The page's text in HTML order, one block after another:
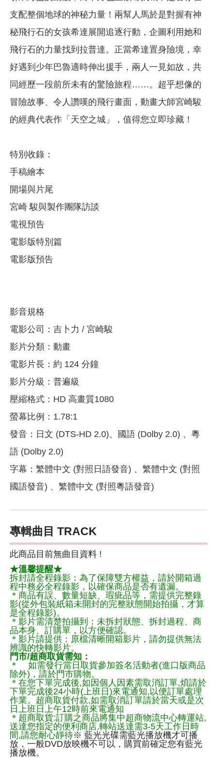
支配整個地球的神秘力量！兩幫人馬於是對握有神
秘飛行石的女孩希達展開追逐行動，企圖利用她和
飛行石的力量找到拉普達。正當希達置身險境，幸
好遇到少年巴魯適時伸出援手，兩人一見如故，共
同經歷一段前所未有的驚險旅程……。超乎想像的
冒險故事、令人讚嘆的飛行畫面，動畫大師宮崎駿
的經典代表作「天空之城」，值得您立即珍藏！
特別收錄：
手稿繪本
開場與片尾
宮崎 駿與製作團隊訪談
電視預告
電影版特別篇
電影版預告
影音規格
電影公司：吉卜力 / 宮崎駿
影片分類：動畫
電影片長：約 124 分鐘
影片分級：普遍級
壓縮格式：HD 高畫質1080
螢幕比例：1.78:1
發音：日文 (DTS-HD 2.0)、國語 (Dolby 2.0) 、粵
語 (Dolby 2.0)
字幕：繁體中文 (對照日語發音) 、繁體中文 (對照
國語發音) 、繁體中文 (對照粵語發音)
專輯曲目 TRACK
此商品目前無曲目資料 !
★溫馨提醒★
拆封請全程錄影：為了保障雙方權益，請於開箱過
程中務必全程錄影，以確保商品是否有遺漏。
＊商品有誤、數量短缺、瑕疵品等，需提供完整錄
影(從外包裝紙箱未開封的完整狀態開始拍攝，才算
是全程錄影)。
＊影片需清楚拍攝到：未拆封狀態、拆封過程、商
品本身、訂購單，以方便確認。
＊影片請提供：原檔清晰開箱影片，請勿提供無法
辨識的快轉影片。
門市/超商取貨需知：
＊ 如需發行當日取貨參加簽名活動者(進口版商品
除外)，請於門市購物。
＊在您下單完成後,如因個人因素需取消訂單,煩請於
下單完成後24小時(上班日)來電通知,以便訂單處理
作業。超商取貨付款,如需取消訂單請於當天或是次
日上班日上午12時前來電通知
＊超商取貨:訂購之商品將集中超商物流中心轉運站,
送達您指定的便利商店,轉站送達需3-5天工作日時
間,請您耐心靜待※ 藍光光碟需藍光播放機才可播
放，一般DVD放映機不可以，購買前確定您有藍光
播放機。